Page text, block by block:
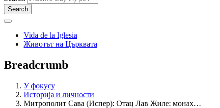
Vida de la Iglesia
Животът на Църквата
Breadcrumb
У фокусу
Историја и личности
Митрополит Сава (Испер): Отац Лав Жиле: монах…